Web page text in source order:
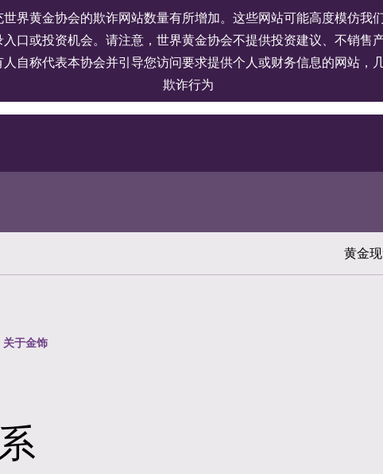
界黄金协会的欺诈网站数量有所增加。这些网站可能高度模仿我
口或投资机会。请注意，世界黄金协会不提供投资建议、不销售
自称代表本协会并引导您访问要求提供个人或财务信息的网站，
欺诈行为
黄金
关于金饰